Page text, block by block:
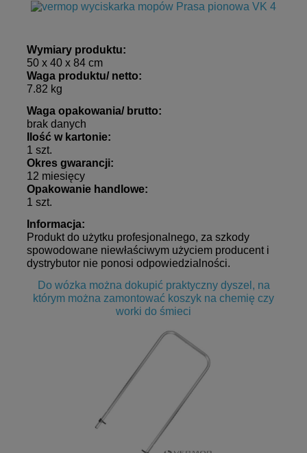
Wymiary produktu:
50 x 40 x 84 cm
Waga produktu/ netto:
7.82 kg
Waga opakowania/ brutto:
brak danych
Ilość w kartonie:
1 szt.
Okres gwarancji:
12 miesięcy
Opakowanie handlowe:
1 szt.
Informacja:
Produkt do użytku profesjonalnego, za szkody
spowodowane niewłaściwym użyciem producent i
dystrybutor nie ponosi odpowiedzialności.
Do wózka można dokupić praktyczny dyszel, na
którym można zamontować koszyk na chemię czy
worki do śmieci